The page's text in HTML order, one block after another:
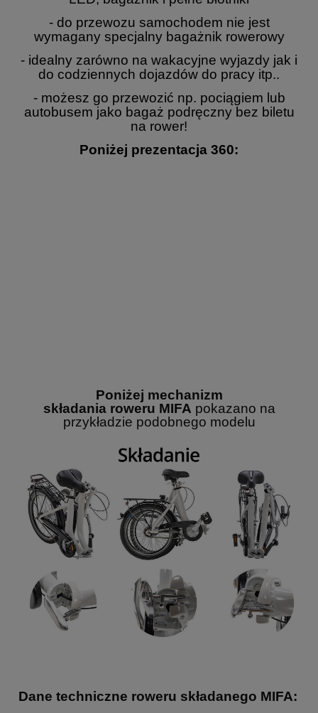
- do przewozu samochodem nie jest
wymagany specjalny bagażnik rowerowy
- idealny zarówno na wakacyjne wyjazdy jak i
do codziennych dojazdów do pracy itp..
- możesz go przewozić np. pociągiem lub
autobusem jako bagaż podręczny bez biletu
na rower!
Poniżej prezentacja 360:
Poniżej mechanizm
składania roweru MIFA pokazano na
przykładzie podobnego modelu
Dane techniczne roweru składanego MIFA: